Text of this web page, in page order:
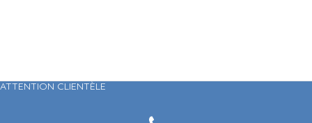
ATTENTION CLIENTÈLE